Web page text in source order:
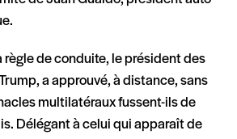
règle de conduite, le président des
a approuvé, à distance, sans
multilatéraux fussent-ils de
Délégant à celui qui apparaît de